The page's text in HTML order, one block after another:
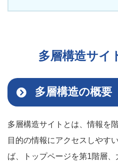
多層構造サイ
多層構造の概要
多層構造サイトとは、情報を
目的の情報にアクセスしやす
ば、トップページを第1階層